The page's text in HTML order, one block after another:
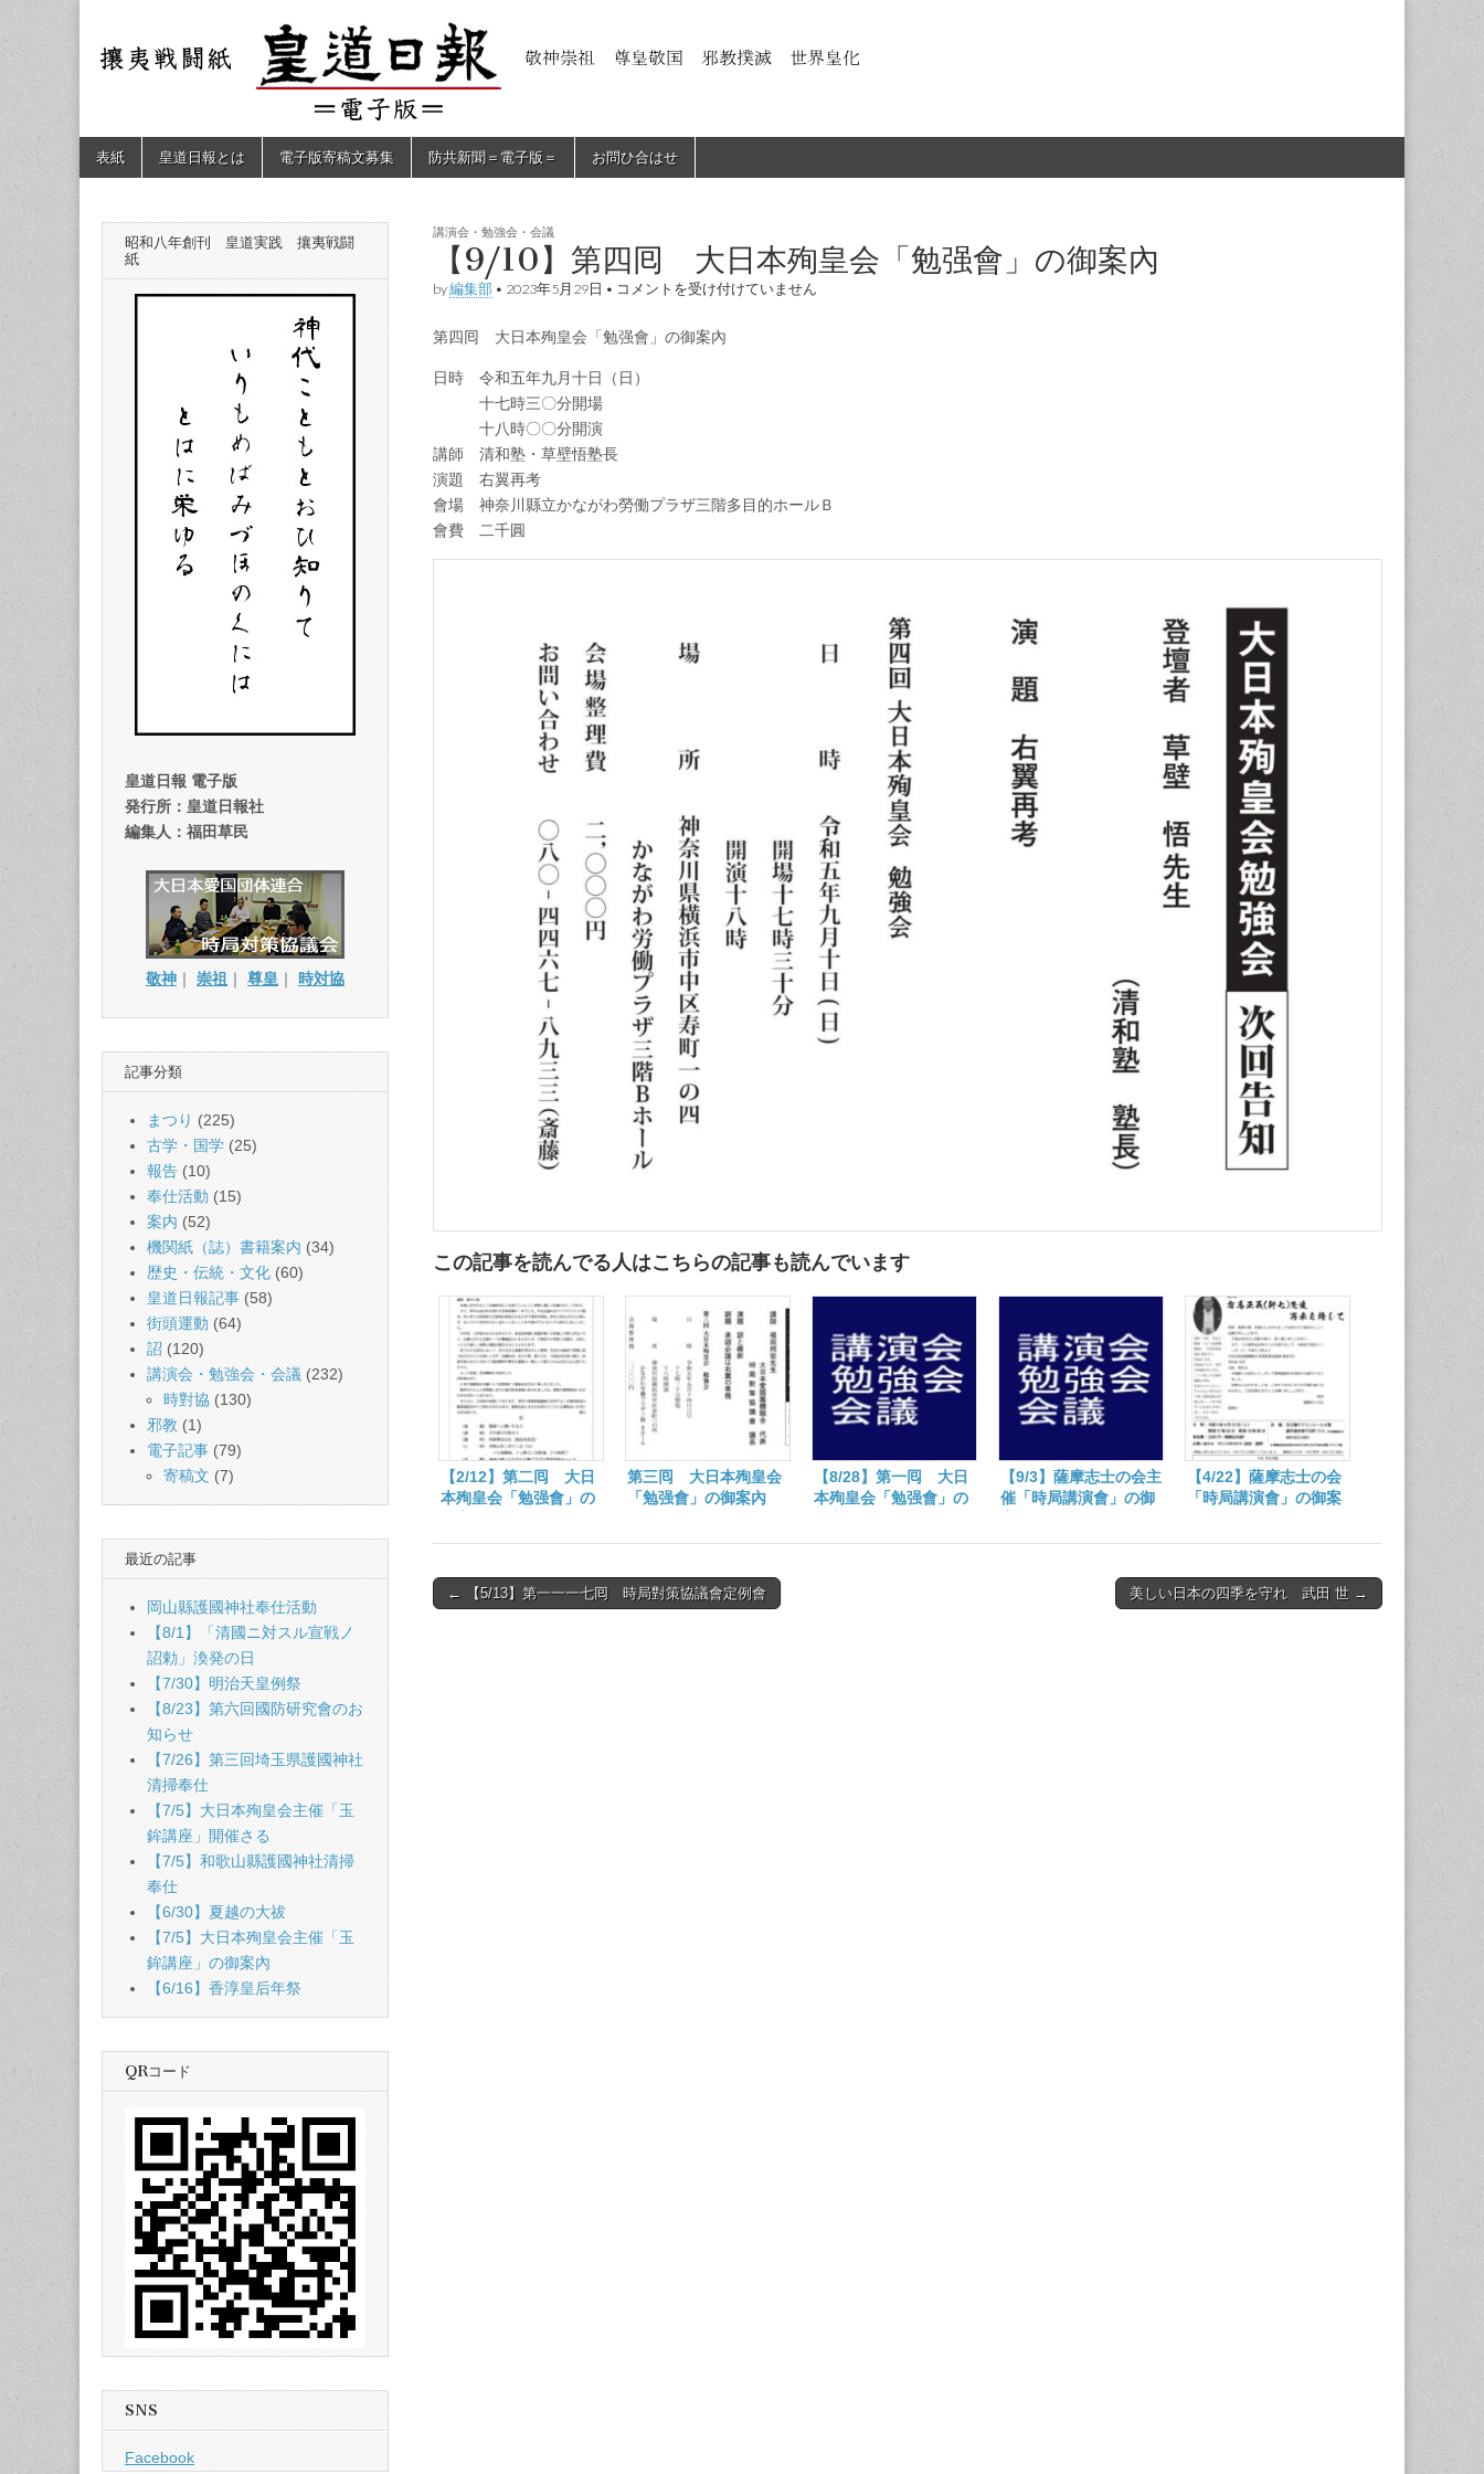
皇道
（防
共新
聞）
敬神
｜崇
祖｜
年創
刊
皇道
践
攘夷
戦闘
Main
menu
Skip
表紙 皇道日報とは 電子版寄稿文募集 防共新聞＝電子版＝ お問ひ合はせ
講演会・勉強会・会議
【9/10】第四囘 大日本殉皇会「勉强會」の御案內
by編集部 • 2023年5月29日 • 【9/10】
囘
日
会
「勉
會」
の
コメントを受け付けていません
第四囘 大日本殉皇会「勉强會」の御案內
日時 令和五年九月十日（日）
十七時三〇分開場
十八時〇〇分開演
講師 清和塾・草壁悟塾長
演題 右翼再考
會場 神奈川縣立かながわ勞働プラザ三階多目的ホールＢ
會費 二千圓
この記事を読んでる人はこちらの記事も読んでいます
【2/12】第二囘 大日
本殉皇会「勉强會」の
第三囘 大日本殉皇会
「勉强會」の御案內
【8/28】第一囘 大日
本殉皇会「勉强會」の
【9/3】薩摩志士の会主
催「時局講演會」の御
【4/22】薩摩志士の会
「時局講演會」の御案
Post
← 【5/13】第一一一七囘 時局對策協議會定例會 美しい日本の四季を守れ 武田 世 →
昭和八年創刊 皇道実践 攘夷戦闘
紙
皇道日報 電子版
発行所：皇道日報社
編集人：福田草民
敬神 ｜ 崇祖 ｜ 尊皇 ｜ 時対協
記事分類
まつり (225)
古学・国学 (25)
報告 (10)
奉仕活動 (15)
案内 (52)
機関紙（誌）書籍案内 (34)
歴史・伝統・文化 (60)
皇道日報記事 (58)
街頭運動 (64)
詔 (120)
講演会・勉強会・会議 (232)
時對協 (130)
邪教 (1)
電子記事 (79)
寄稿文 (7)
最近の記事
岡山縣護國神社奉仕活動
【8/1】「清國ニ対スル宣戦ノ
詔勅」渙発の日
【7/30】明治天皇例祭
【8/23】第六回國防研究會のお
知らせ
【7/26】第三回埼玉県護國神社
清掃奉仕
【7/5】大日本殉皇会主催「玉
鉾講座」開催さる
【7/5】和歌山縣護國神社清掃
奉仕
【6/30】夏越の大祓
【7/5】大日本殉皇会主催「玉
鉾講座」の御案內
【6/16】香淳皇后年祭
QRコード
SNS
Facebook